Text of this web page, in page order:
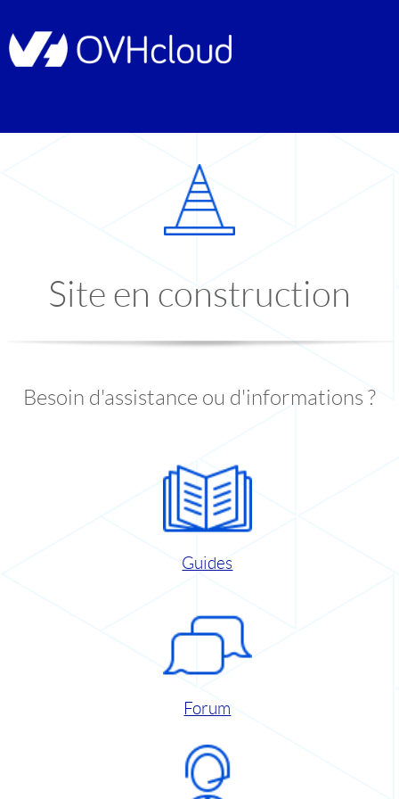
Site en construction
Besoin d'assistance ou d'informations ?
Guides
Forum